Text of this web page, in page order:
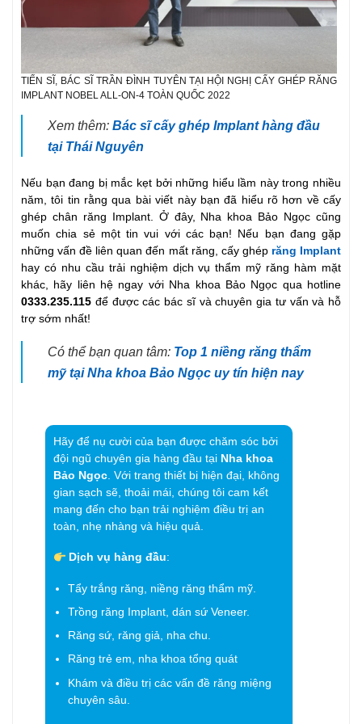
TIẾN SĨ, BÁC SĨ TRẦN ĐÌNH TUYÊN TẠI HỘI NGHỊ CẤY GHÉP RĂNG
IMPLANT NOBEL ALL-ON-4 TOÀN QUỐC 2022
Xem thêm: Bác sĩ cấy ghép Implant hàng đầu
tại Thái Nguyên
Nếu bạn đang bị mắc kẹt bởi những hiểu lầm này trong nhiều
năm, tôi tin rằng qua bài viết này bạn đã hiểu rõ hơn về cấy
ghép chân răng Implant. Ở đây, Nha khoa Bảo Ngọc cũng
muốn chia sẻ một tin vui với các bạn! Nếu bạn đang gặp
những vấn đề liên quan đến mất răng, cấy ghép răng Implant
hay có nhu cầu trải nghiệm dịch vụ thẩm mỹ răng hàm mặt
khác, hãy liên hệ ngay với Nha khoa Bảo Ngọc qua hotline
0333.235.115 để được các bác sĩ và chuyên gia tư vấn và hỗ
trợ sớm nhất!
Có thể bạn quan tâm: Top 1 niềng răng thẩm
mỹ tại Nha khoa Bảo Ngọc uy tín hiện nay
Hãy để nụ cười của bạn được chăm sóc bởi
đội ngũ chuyên gia hàng đầu tại Nha khoa
Bảo Ngọc . Với trang thiết bị hiện đại, không
gian sạch sẽ, thoải mái, chúng tôi cam kết
mang đến cho bạn trải nghiệm điều trị an
toàn, nhẹ nhàng và hiệu quả.
Dịch vụ hàng đầu:
Tẩy trắng răng, niềng răng thẩm mỹ.
Trồng răng Implant, dán sứ Veneer.
Răng sứ, răng giả, nha chu.
Răng trẻ em, nha khoa tổng quát
Khám và điều trị các vấn đề răng miệng
chuyên sâu.